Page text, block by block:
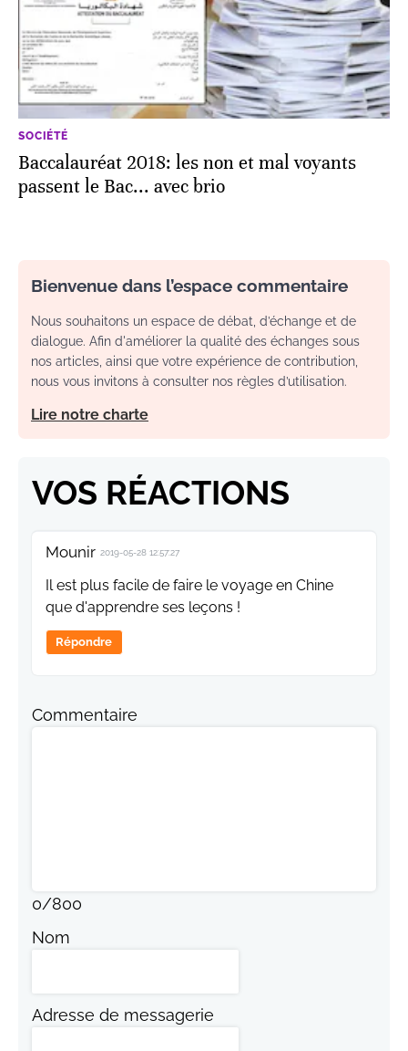
SOCIÉTÉ
Baccalauréat 2018: les non et mal voyants
passent le Bac... avec brio
Bienvenue dans l’espace commentaire
Nous souhaitons un espace de débat, d’échange et de
dialogue. Afin d'améliorer la qualité des échanges sous
nos articles, ainsi que votre expérience de contribution,
nous vous invitons à consulter nos règles d’utilisation.
Lire notre charte
VOS RÉACTIONS
Mounir 2019-05-28 12:57:27
Il est plus facile de faire le voyage en Chine
que d'apprendre ses leçons !
Répondre
Commentaire
0/800
Nom
Adresse de messagerie